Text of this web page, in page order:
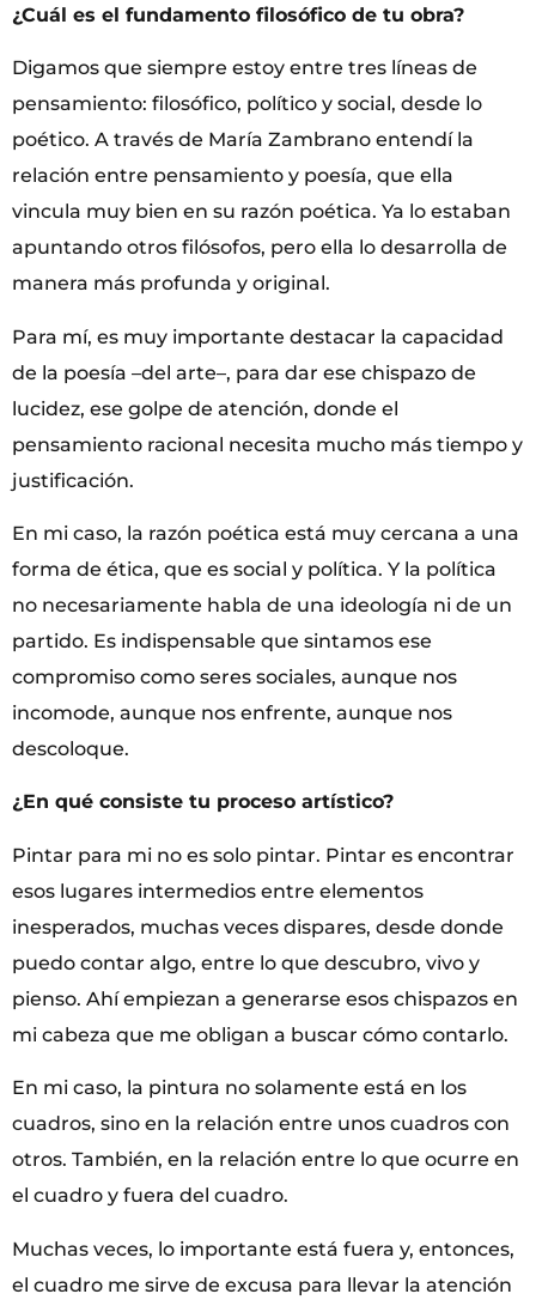
¿Cuál es el fundamento filosófico de tu obra?
Digamos que siempre estoy entre tres líneas de
pensamiento: filosófico, político y social, desde lo
poético. A través de María Zambrano entendí la
relación entre pensamiento y poesía, que ella
vincula muy bien en su razón poética. Ya lo estaban
apuntando otros filósofos, pero ella lo desarrolla de
manera más profunda y original.
Para mí, es muy importante destacar la capacidad
de la poesía –del arte–, para dar ese chispazo de
lucidez, ese golpe de atención, donde el
pensamiento racional necesita mucho más tiempo y
justificación.
En mi caso, la razón poética está muy cercana a una
forma de ética, que es social y política. Y la política
no necesariamente habla de una ideología ni de un
partido. Es indispensable que sintamos ese
compromiso como seres sociales, aunque nos
incomode, aunque nos enfrente, aunque nos
descoloque.
¿En qué consiste tu proceso artístico?
Pintar para mi no es solo pintar. Pintar es encontrar
esos lugares intermedios entre elementos
inesperados, muchas veces dispares, desde donde
puedo contar algo, entre lo que descubro, vivo y
pienso. Ahí empiezan a generarse esos chispazos en
mi cabeza que me obligan a buscar cómo contarlo.
En mi caso, la pintura no solamente está en los
cuadros, sino en la relación entre unos cuadros con
otros. También, en la relación entre lo que ocurre en
el cuadro y fuera del cuadro.
Muchas veces, lo importante está fuera y, entonces,
el cuadro me sirve de excusa para llevar la atención